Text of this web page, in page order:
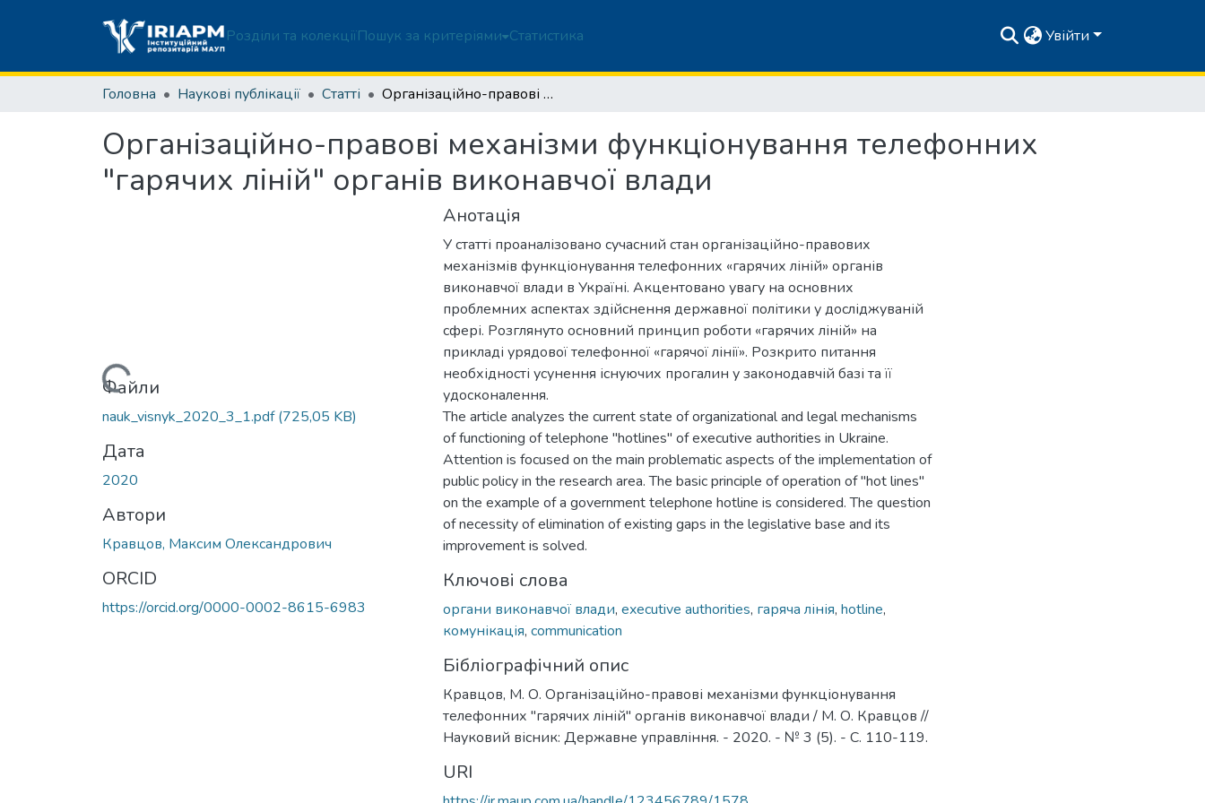
Розділи та колекціїПошук за критеріями Статистика Увійти
Головна Наукові публікації Статті Організаційно-правові механізми функціонування телефонних "гарячих ліній" органів виконавчої влади
Організаційно-правові механізми функціонування телефонних
"гарячих ліній" органів виконавчої влади
Вантажиться...Файли
nauk_visnyk_2020_3_1.pdf(725,05 KB)
Дата
2020
Автори
Кравцов, Максим Олександрович
ORCID
https://orcid.org/0000-0002-8615-6983
Анотація
У статті проаналізовано сучасний стан організаційно-правових
механізмів функціонування телефонних «гарячих ліній» органів
виконавчої влади в Україні. Акцентовано увагу на основних
проблемних аспектах здійснення державної політики у досліджуваній
сфері. Розглянуто основний принцип роботи «гарячих ліній» на
прикладі урядової телефонної «гарячої лінії». Розкрито питання
необхідності усунення існуючих прогалин у законодавчій базі та її
удосконалення.
The article analyzes the current state of organizational and legal mechanisms
of functioning of telephone "hotlines" of executive authorities in Ukraine.
Attention is focused on the main problematic aspects of the implementation of
public policy in the research area. The basic principle of operation of "hot lines"
on the example of a government telephone hotline is considered. The question
of necessity of elimination of existing gaps in the legislative base and its
improvement is solved.
Ключові слова
органи виконавчої влади, executive authorities, гаряча лінія, hotline,
комунікація, communication
Бібліографічний опис
Кравцов, М. О. Організаційно-правові механізми функціонування
телефонних "гарячих ліній" органів виконавчої влади / М. О. Кравцов //
Науковий вісник: Державне управління. - 2020. - № 3 (5). - С. 110-119.
URI